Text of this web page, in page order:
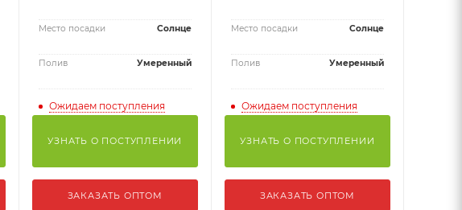
Место посадки Солнце
Полив Умеренный
Ожидаем поступления
УЗНАТЬ О ПОСТУПЛЕНИИ
ЗАКАЗАТЬ ОПТОМ
Место посадки Солнце
Полив Умеренный
Ожидаем поступления
УЗНАТЬ О ПОСТУПЛЕНИИ
ЗАКАЗАТЬ ОПТОМ